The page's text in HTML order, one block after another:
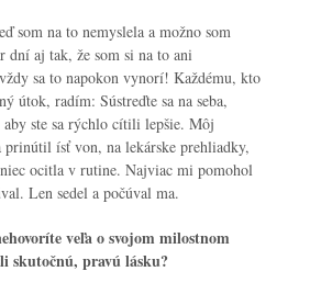
som na to nemyslela a možno som
dní aj tak, že som si na to ani
sa to napokon vynorí! Každému, kto
útok, radím: Sústreďte sa na seba,
aby ste sa rýchlo cítili lepšie. Môj
prinútil ísť von, na lekárske prehliadky,
ocitla v rutine. Najviac mi pomohol
Len sedel a počúval ma.
veľa o svojom milostnom
skutočnú, pravú lásku?